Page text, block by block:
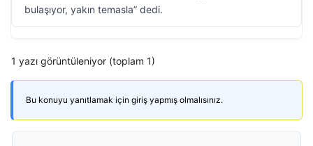
bulaşıyor, yakın temasla” dedi.
1 yazı görüntüleniyor (toplam 1)
Bu konuyu yanıtlamak için giriş yapmış olmalısınız.